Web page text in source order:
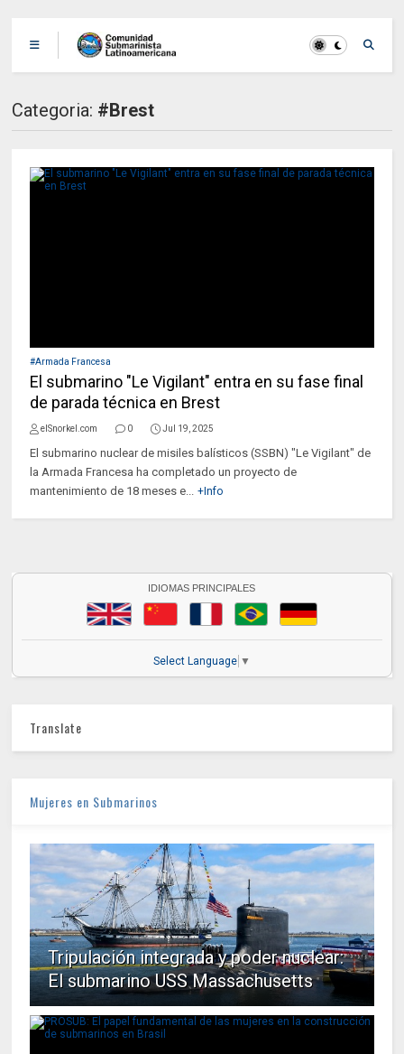
Categoria: #Brest
#Armada Francesa
El submarino "Le Vigilant" entra en su fase final
de parada técnica en Brest
elSnorkel.com 0 Jul 19, 2025
El submarino nuclear de misiles balísticos (SSBN) "Le Vigilant" de
la Armada Francesa ha completado un proyecto de
mantenimiento de 18 meses e... +Info
IDIOMAS PRINCIPALES
Select Language ▼
Translate
Mujeres en Submarinos
Tripulación integrada y poder nuclear:
El submarino USS Massachusetts